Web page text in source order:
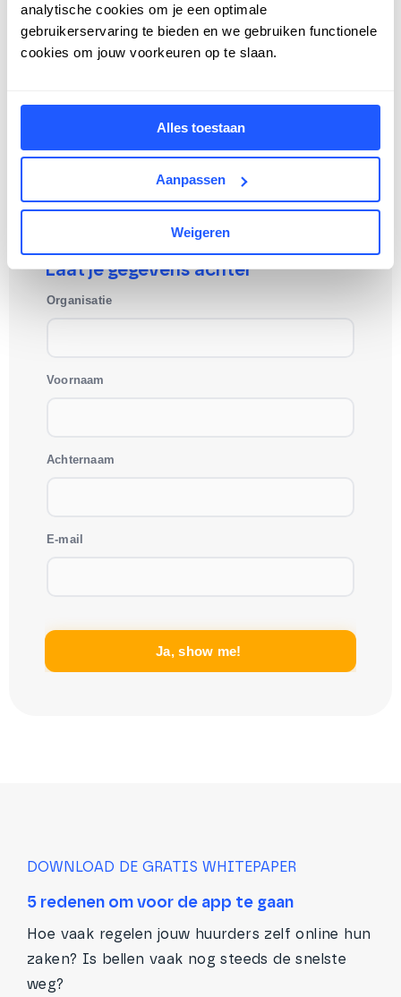
analytische cookies om je een optimale
gebruikerservaring te bieden en we gebruiken functionele
cookies om jouw voorkeuren op te slaan.
Alles toestaan
Aanpassen
Weigeren
Meld je aan voor de Online App
Experience
organisatie? Laat je gegevens achter. We
Laat je gegevens achter
DOWNLOAD DE GRATIS WHITEPAPER
5 redenen om voor de app te gaan
Hoe vaak regelen jouw huurders zelf online hun
zaken? Is bellen vaak nog steeds de snelste
weg?